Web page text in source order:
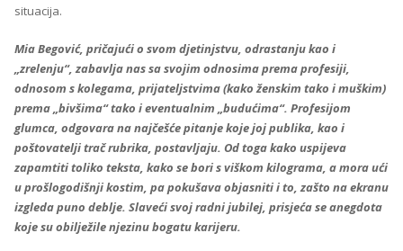
situacija.
Mia Begović, pričajući o svom djetinjstvu, odrastanju kao i
„zrelenju“, zabavlja nas sa svojim odnosima prema profesiji,
odnosom s kolegama, prijateljstvima (kako ženskim tako i muškim)
prema „bivšima“ tako i eventualnim „budućima“. Profesijom
glumca, odgovara na najčešće pitanje koje joj publika, kao i
poštovatelji trač rubrika, postavljaju. Od toga kako uspijeva
zapamtiti toliko teksta, kako se bori s viškom kilograma, a mora ući
u prošlogodišnji kostim, pa pokušava objasniti i to, zašto na ekranu
izgleda puno deblje. Slaveći svoj radni jubilej, prisjeća se anegdota
koje su obilježile njezinu bogatu karijeru.